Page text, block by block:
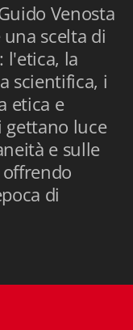
Venosta
scelta di
l'etica, la
scientifica, i
etica e
gettano luce
e sulle
di